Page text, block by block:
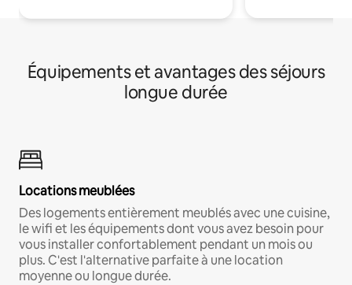
Équipements et avantages des séjours
longue durée
Locations meublées
Des logements entièrement meublés avec une cuisine,
le wifi et les équipements dont vous avez besoin pour
vous installer confortablement pendant un mois ou
plus. C'est l'alternative parfaite à une location
moyenne ou longue durée.